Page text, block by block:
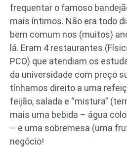
frequentar o famoso
mais íntimos. Não era todo
bem comum nos (muitos)
lá. Eram 4 restaurantes
PCO) que atendiam os
da universidade com preço
tínhamos direito a uma
feijão, salada e “mistura”
mais uma bebida – água
– e uma sobremesa (uma
negócio!